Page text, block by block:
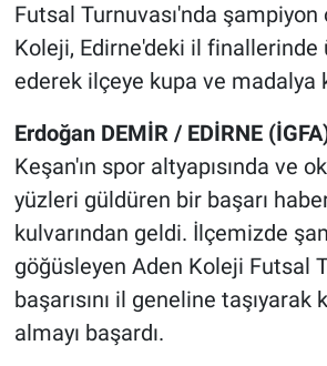
Futsal Turnuvası'nda şampiyon
Koleji, Edirne'deki il finallerinde
ederek ilçeye kupa ve madalya
Erdoğan DEMİR / EDİRNE
Keşan'ın spor altyapısında ve
yüzleri güldüren bir başarı
kulvarından geldi. İlçemizde
göğüsleyen Aden Koleji Futsal
başarısını il geneline taşıyarak
almayı başardı.